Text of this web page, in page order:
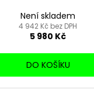
Není skladem
4 942 Kč bez DPH
5 980 Kč
DO KOŠÍKU